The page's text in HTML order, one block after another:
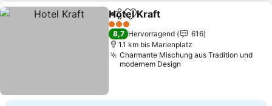
TeilenZu Favoriten hinzufügen
Hotel Kraft
3 Sterne
8,7 Hervorragend
616
1.1 km bis Marienplatz
Charmante Mischung aus Tradition und
modernem Design